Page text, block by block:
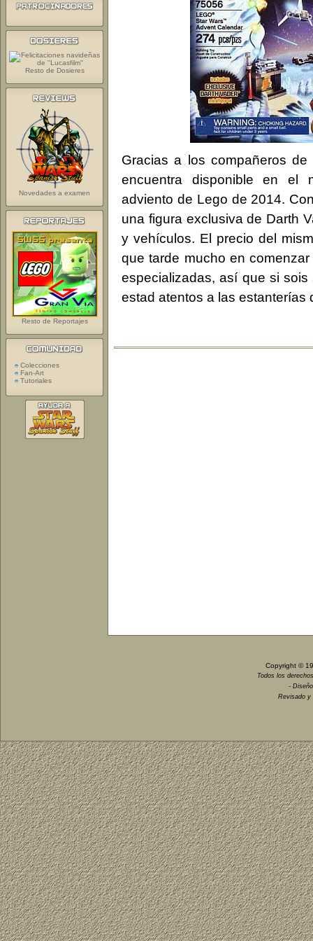
Gracias a los compañeros de
encuentra disponible en el
adviento de Lego de 2014.
una figura exclusiva de Darth
y vehículos. El precio del
que tarde mucho en
especializadas, así que si
estad atentos a las estanterías
Resto de Dosieres
Novedades a examen
Resto de Reportajes
Colecciones
Fan-Art
Tutoriales
Copyright ©
Todos los
-
Revisado y